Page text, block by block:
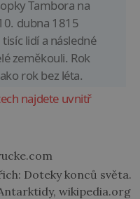
Tambora na
dubna 1815
lidí a následné
zeměkouli. Rok
rok bez léta.
najdete uvnitř
Doteky konců světa.
wikipedia.org